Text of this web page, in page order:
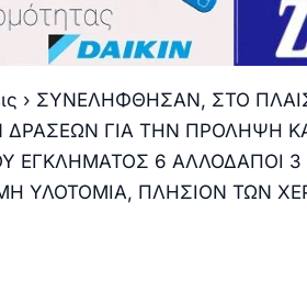
› ΣΥΝΕΛΗΦΘΗΣΑΝ, ΣΤΟ
ΓΙΑ ΤΗΝ ΠΡΟΛΗΨΗ
ΕΓΚΛΗΜΑΤΟΣ 6 ΑΛΛΟΔΑΠΟΙ 3
ΥΛΟΤΟΜΙΑ, ΠΛΗΣΙΟΝ ΤΩΝ